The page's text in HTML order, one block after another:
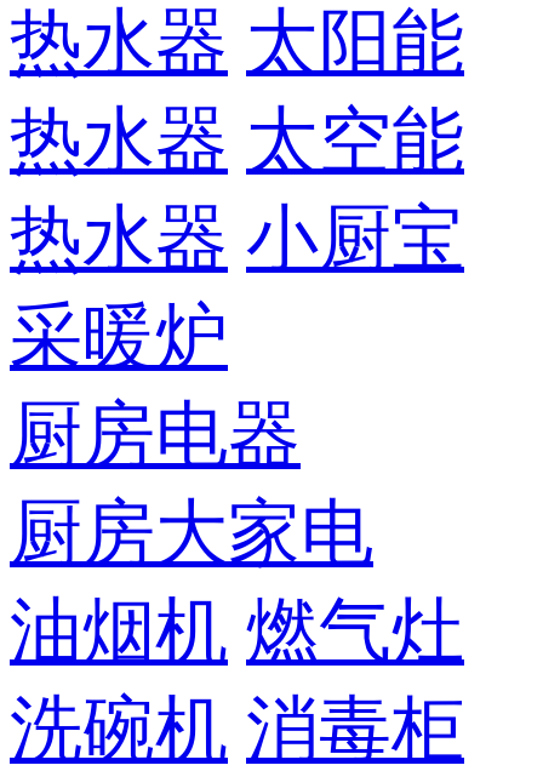
热水器 太阳能
热水器 太空能
热水器 小厨宝
采暖炉
厨房电器
厨房大家电
油烟机 燃气灶
洗碗机 消毒柜